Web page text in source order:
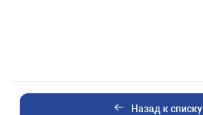
Назад к списку